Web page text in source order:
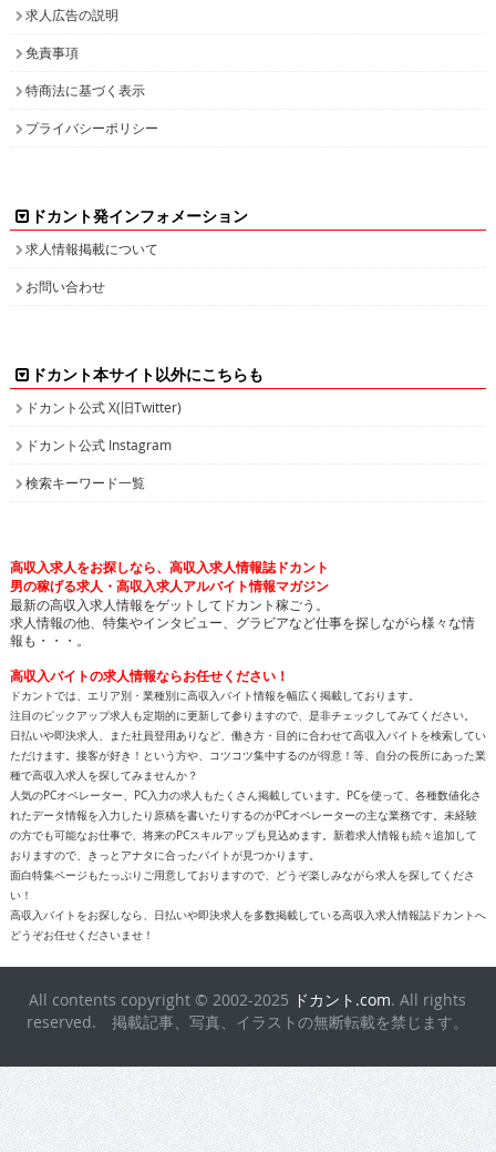
求人広告の説明
免責事項
特商法に基づく表示
プライバシーポリシー
ドカント発インフォメーション
求人情報掲載について
お問い合わせ
ドカント本サイト以外にこちらも
ドカント公式 X(旧Twitter)
ドカント公式 Instagram
検索キーワード一覧
高収入求人をお探しなら、高収入求人情報誌ドカント
男の稼げる求人・高収入求人アルバイト情報マガジン
最新の高収入求人情報をゲットしてドカント稼ごう。
求人情報の他、特集やインタビュー、グラビアなど仕事を探しながら様々な情
報も・・・。
高収入バイトの求人情報ならお任せください！
ドカントでは、エリア別・業種別に高収入バイト情報を幅広く掲載しております。
注目のピックアップ求人も定期的に更新して参りますので、是非チェックしてみてください。
日払いや即決求人、また社員登用ありなど、働き方・目的に合わせて高収入バイトを検索してい
ただけます。接客が好き！という方や、コツコツ集中するのが得意！等、自分の長所にあった業
種で高収入求人を探してみませんか？
人気のPCオペレーター、PC入力の求人もたくさん掲載しています。PCを使って、各種数値化さ
れたデータ情報を入力したり原稿を書いたりするのがPCオペレーターの主な業務です。未経験
の方でも可能なお仕事で、将来のPCスキルアップも見込めます。新着求人情報も続々追加して
おりますので、きっとアナタに合ったバイトが見つかります。
面白特集ページもたっぷりご用意しておりますので、どうぞ楽しみながら求人を探してくださ
い！
高収入バイトをお探しなら、日払いや即決求人を多数掲載している高収入求人情報誌ドカントへ
どうぞお任せくださいませ！
All contents copyright © 2002-2025 ドカント.com. All rights
reserved. 掲載記事、写真、イラストの無断転載を禁じます。